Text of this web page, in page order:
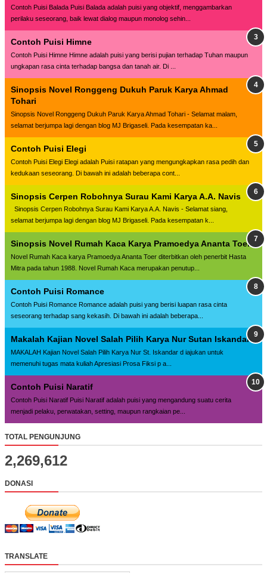
Contoh Puisi Balada Puisi Balada adalah puisi yang objektif, menggambarkan
perilaku seseorang, baik lewat dialog maupun monolog sehin...
Contoh Puisi Himne
Contoh Puisi Himne Himne adalah puisi yang berisi pujian terhadap Tuhan maupun
ungkapan rasa cinta terhadap bangsa dan tanah air. Di ...
Sinopsis Novel Ronggeng Dukuh Paruk Karya Ahmad
Tohari
Sinopsis Novel Ronggeng Dukuh Paruk Karya Ahmad Tohari - Selamat malam,
selamat berjumpa lagi dengan blog MJ Brigaseli. Pada kesempatan ka...
Contoh Puisi Elegi
Contoh Puisi Elegi Elegi adalah Puisi ratapan yang mengungkapkan rasa pedih dan
kedukaan seseorang. Di bawah ini adalah beberapa cont...
Sinopsis Cerpen Robohnya Surau Kami Karya A.A. Navis
Sinopsis Cerpen Robohnya Surau Kami Karya A.A. Navis - Selamat siang,
selamat berjumpa lagi dengan blog MJ Brigaseli. Pada kesempatan k...
Sinopsis Novel Rumah Kaca Karya Pramoedya Ananta Toer
Novel Rumah Kaca karya Pramoedya Ananta Toer diterbitkan oleh penerbit Hasta
Mitra pada tahun 1988. Novel Rumah Kaca merupakan penutup...
Contoh Puisi Romance
Contoh Puisi Romance Romance adalah puisi yang berisi luapan rasa cinta
seseorang terhadap sang kekasih. Di bawah ini adalah beberapa...
Makalah Kajian Novel Salah Pilih Karya Nur Sutan Iskandar
MAKALAH Kajian Novel Salah Pilih Karya Nur St. Iskandar d iajukan untuk
memenuhi tugas mata kuliah Apresiasi Prosa Fiksi p a...
Contoh Puisi Naratif
Contoh Puisi Naratif Puisi Naratif adalah puisi yang mengandung suatu cerita
menjadi pelaku, perwatakan, setting, maupun rangkaian pe...
TOTAL PENGUNJUNG
2,269,612
DONASI
TRANSLATE